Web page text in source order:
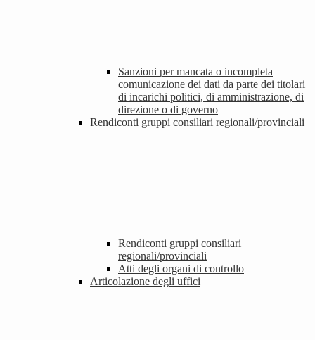
Sanzioni per mancata o incompleta
comunicazione dei dati da parte dei titolari
di incarichi politici, di amministrazione, di
direzione o di governo
Rendiconti gruppi consiliari regionali/provinciali
Rendiconti gruppi consiliari
regionali/provinciali
Atti degli organi di controllo
Articolazione degli uffici